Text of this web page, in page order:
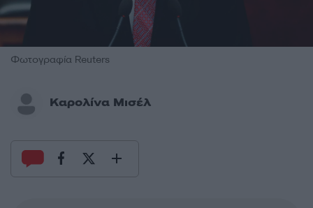
Φωτογραφία Reuters
Καρολίνα Μισέλ